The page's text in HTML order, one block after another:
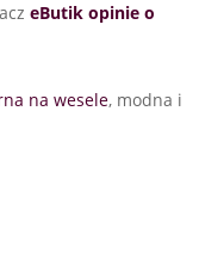
eButik opinie o
na wesele, modna i